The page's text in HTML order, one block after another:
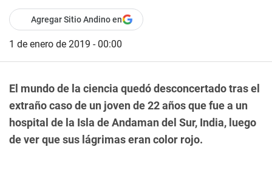
Agregar Sitio Andino en
1 de enero de 2019 - 00:00
El mundo de la ciencia quedó desconcertado tras el
extraño caso de un joven de 22 años que fue a un
hospital de la Isla de Andaman del Sur, India, luego
de ver que sus lágrimas eran color rojo.